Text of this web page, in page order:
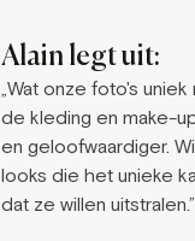
Alain legt uit:
„Wat onze foto's
de kleding en make-
en geloofwaardiger.
looks die het unieke
dat ze willen uitstralen.”